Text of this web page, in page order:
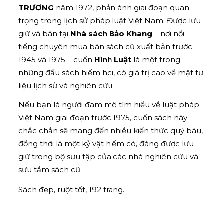
TRƯƠNG năm 1972, phản ánh giai đoạn quan
trọng trong lịch sử pháp luật Việt Nam. Được lưu
giữ và bán tại Nhà sách Bảo Khang – nơi nổi
tiếng chuyên mua bán sách cũ xuất bản trước
1945 và 1975 – cuốn Hình Luật là một trong
những đầu sách hiếm hoi, có giá trị cao về mặt tư
liệu lịch sử và nghiên cứu.
Nếu bạn là người đam mê tìm hiểu về luật pháp
Việt Nam giai đoạn trước 1975, cuốn sách này
chắc chắn sẽ mang đến nhiều kiến thức quý báu,
đồng thời là một kỷ vật hiếm có, đáng được lưu
giữ trong bộ sưu tập của các nhà nghiên cứu và
sưu tầm sách cũ.
Sách đẹp, ruột tốt, 192 trang.